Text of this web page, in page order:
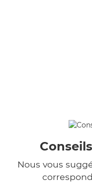
Nous vous